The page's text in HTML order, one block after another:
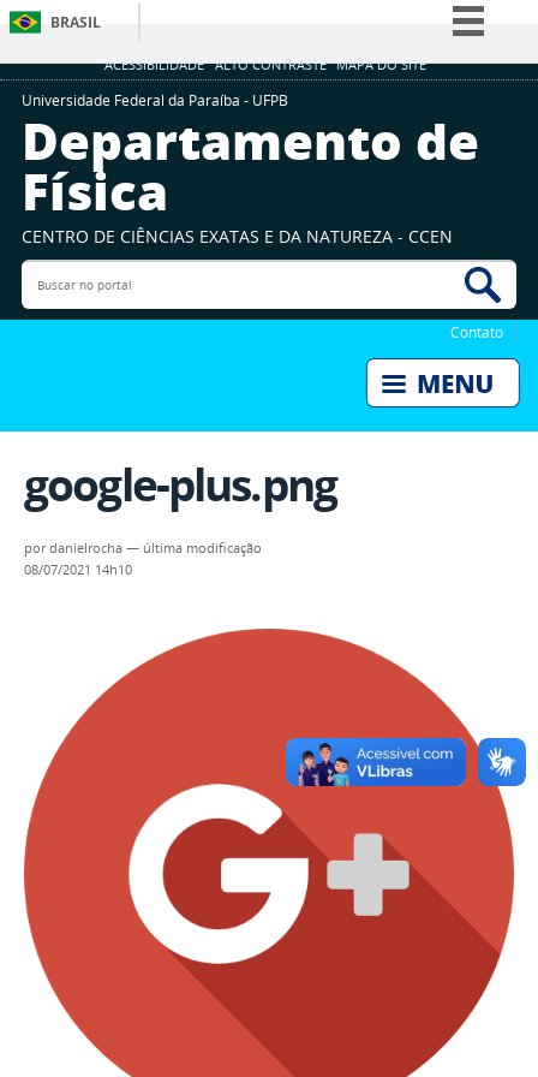
ACESSIBILIDADE ALTO CONTRASTE MAPA DO SITE
BRASIL
Simplifique!
Participe
Universidade Federal da Paraíba - UFPB
Departamento de
Física
CENTRO DE CIÊNCIAS EXATAS E DA NATUREZA - CCEN
Buscar no portal
Contato
google-plus.png
pordanielrocha — última modificação
08/07/2021 14h10